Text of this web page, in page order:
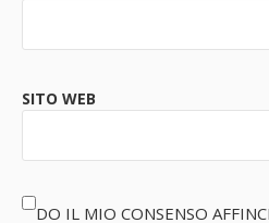
SITO WEB
DO IL MIO CONSENSO